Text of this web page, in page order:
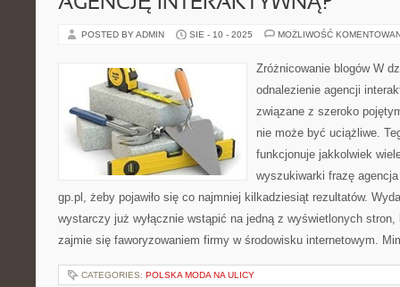
POSTED BY ADMIN SIE - 10 - 2025 MOŻLIWOŚĆ
Zróżnicowanie blogów W
odnalezienie agencji
związane z szeroko
nie może być uciążliwe.
funkcjonuje jakkolwiek
wyszukiwarki frazę
gp.pl, żeby pojawiło się co najmniej kilkadziesiąt rezultatów.
wystarczy już wyłącznie wstąpić na jedną z wyświetlonych
zajmie się faworyzowaniem firmy w środowisku internetowym.
CATEGORIES: POLSKA MODA NA ULICY